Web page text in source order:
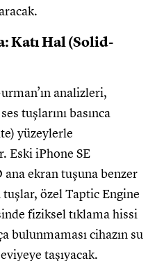
Katı Hal (Solid-
analizleri,
tuşlarını basınca
yüzeylerle
Eski iPhone SE
ekran tuşuna benzer
tuşlar, özel Taptic Engine
fiziksel tıklama hissi
bulunmaması cihazın su
taşıyacak.